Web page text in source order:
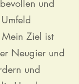
und
Ziel ist
Neugier und
und